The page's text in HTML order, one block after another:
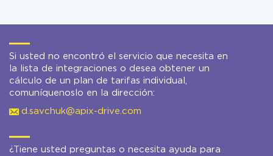
Si usted no encontró el servicio que necesita en
la lista de integraciones o desea obtener un
cálculo de un plan de tarifas individual,
comuníquenoslo en la dirección:
d.savchuk@apix-drive.com
¿Tiene usted preguntas o necesita ayuda para